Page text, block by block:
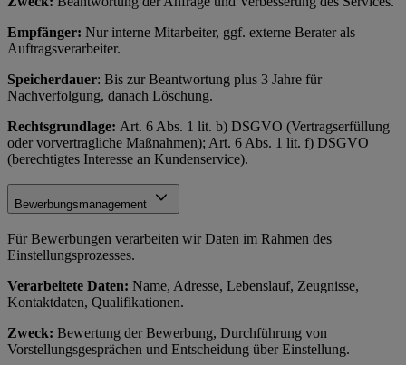
Empfänger: Nur interne Mitarbeiter, ggf. externe Berater als
Auftragsverarbeiter.
Speicherdauer: Bis zur Beantwortung plus 3 Jahre für
Nachverfolgung, danach Löschung.
Rechtsgrundlage: Art. 6 Abs. 1 lit. b) DSGVO (Vertragserfüllung
oder vorvertragliche Maßnahmen); Art. 6 Abs. 1 lit. f) DSGVO
(berechtigtes Interesse an Kundenservice).
Bewerbungsmanagement
Für Bewerbungen verarbeiten wir Daten im Rahmen des
Einstellungsprozesses.
Verarbeitete Daten: Name, Adresse, Lebenslauf, Zeugnisse,
Kontaktdaten, Qualifikationen.
Zweck: Bewertung der Bewerbung, Durchführung von
Vorstellungsgesprächen und Entscheidung über Einstellung.